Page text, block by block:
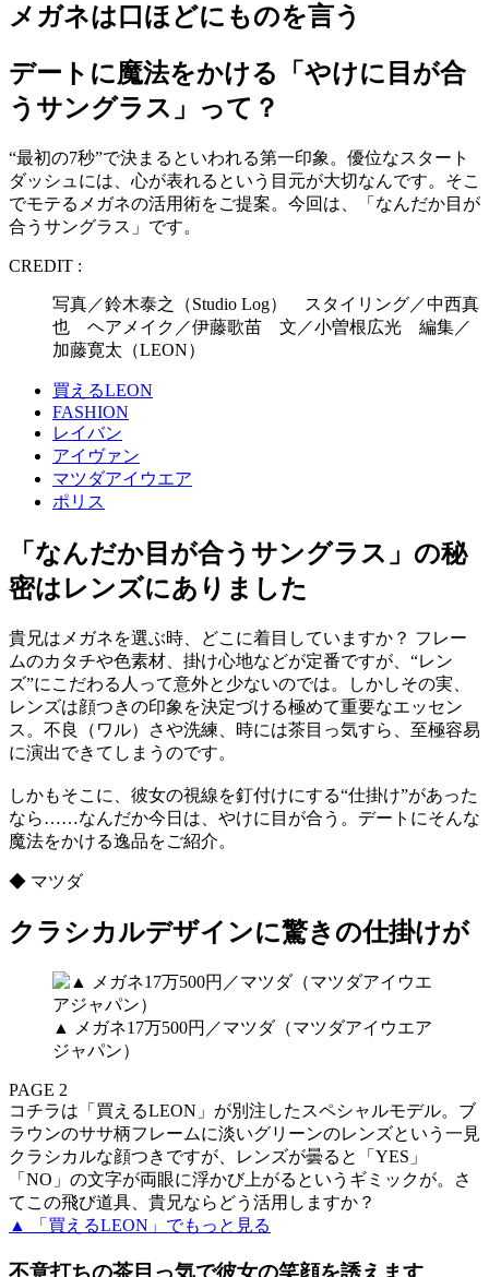
メガネは口ほどにものを言う
デートに魔法をかける「やけに目が合
うサングラス」って？
“最初の7秒”で決まるといわれる第一印象。優位なスタート
ダッシュには、心が表れるという目元が大切なんです。そこ
でモテるメガネの活用術をご提案。今回は、「なんだか目が
合うサングラス」です。
CREDIT :
写真／鈴木泰之（Studio Log） スタイリング／中西真
也 ヘアメイク／伊藤歌苗 文／小曽根広光 編集／
加藤寛太（LEON）
買えるLEON
FASHION
レイバン
アイヴァン
マツダアイウエア
ポリス
「なんだか目が合うサングラス」の秘
密はレンズにありました
貴兄はメガネを選ぶ時、どこに着目していますか？ フレー
ムのカタチや色素材、掛け心地などが定番ですが、“レン
ズ”にこだわる人って意外と少ないのでは。しかしその実、
レンズは顔つきの印象を決定づける極めて重要なエッセン
ス。不良（ワル）さや洗練、時には茶目っ気すら、至極容易
に演出できてしまうのです。
しかもそこに、彼女の視線を釘付けにする“仕掛け”があった
なら……なんだか今日は、やけに目が合う。デートにそんな
魔法をかける逸品をご紹介。
◆ マツダ
クラシカルデザインに驚きの仕掛けが
▲ メガネ17万500円／マツダ（マツダアイウエア
ジャパン）
PAGE 2
コチラは「買えるLEON」が別注したスペシャルモデル。ブ
ラウンのササ柄フレームに淡いグリーンのレンズという一見
クラシカルな顔つきですが、レンズが曇ると「YES」
「NO」の文字が両眼に浮かび上がるというギミックが。さ
てこの飛び道具、貴兄ならどう活用しますか？
▲ 「買えるLEON」でもっと見る
不意打ちの茶目っ気で彼女の笑顔を誘えます